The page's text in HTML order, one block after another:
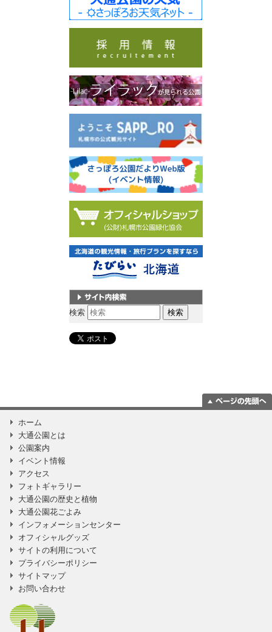
サイト内検索
検索
ホーム
大通公園とは
公園案内
イベント情報
アクセス
フォトギャラリー
大通公園の歴史と植物
大通公園花ごよみ
インフォメーションセンター
オフィシャルグッズ
サイトの利用について
プライバシーポリシー
サイトマップ
お問い合わせ